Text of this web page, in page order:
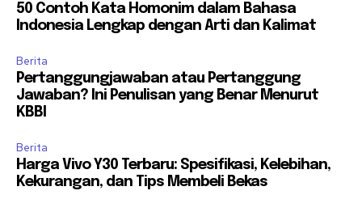
50 Contoh Kata Homonim dalam Bahasa
Indonesia Lengkap dengan Arti dan Kalimat
Berita
Pertanggungjawaban atau Pertanggung
Jawaban? Ini Penulisan yang Benar Menurut
KBBI
Berita
Harga Vivo Y30 Terbaru: Spesifikasi, Kelebihan,
Kekurangan, dan Tips Membeli Bekas